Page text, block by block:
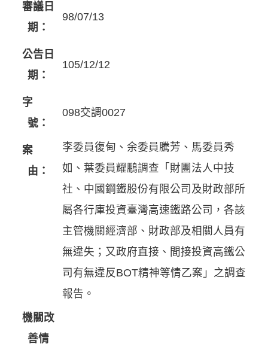
審議日
期：
98/07/13
公告日
期：
105/12/12
字
號：
098交調0027
案
由：
李委員復甸、余委員騰芳、馬委員秀
如、葉委員耀鵬調查「財團法人中技
社、中國鋼鐵股份有限公司及財政部所
屬各行庫投資臺灣高速鐵路公司，各該
主管機關經濟部、財政部及相關人員有
無違失；又政府直接、間接投資高鐵公
司有無違反BOT精神等情乙案」之調查
報告。
機關改
善情